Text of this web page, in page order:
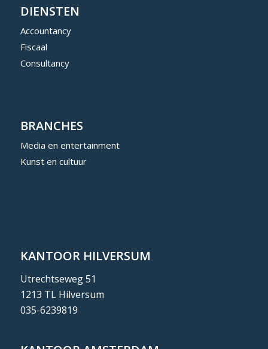
DIENSTEN
Accountancy
Fiscaal
Consultancy
BRANCHES
Media en entertainment
Kunst en cultuur
KANTOOR HILVERSUM
Utrechtseweg 51
1213 TL Hilversum
035-6239819